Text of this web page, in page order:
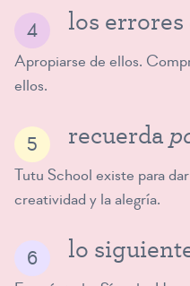
los errores
Apropiarse de ellos.
ellos.
recuerda
Tutu School existe para
creatividad y la alegría.
lo